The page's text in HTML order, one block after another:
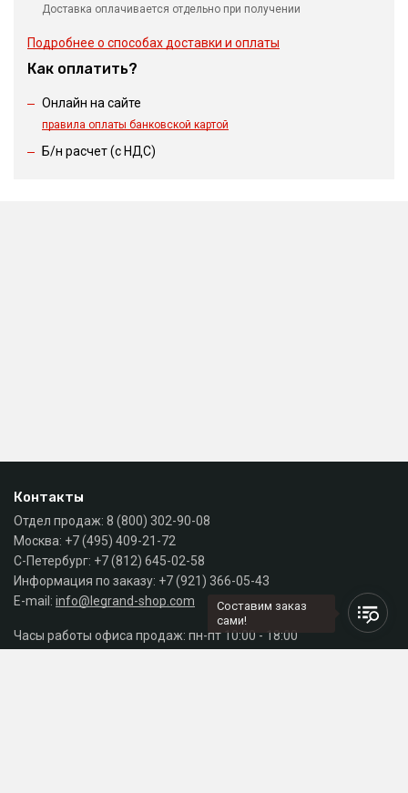
Доставка оплачивается отдельно при получении
Подробнее о способах доставки и оплаты
Как оплатить?
Онлайн на сайте
правила оплаты банковской картой
Б/н расчет (c НДС)
Контакты
Отдел продаж: 8 (800) 302-90-08
Москва: +7 (495) 409-21-72
С-Петербург: +7 (812) 645-02-58
Информация по заказу: +7 (921) 366-05-43
E-mail: info@legrand-shop.com
Часы работы офиса продаж: пн-пт 10:00 - 18:00
Составим заказ
сами!